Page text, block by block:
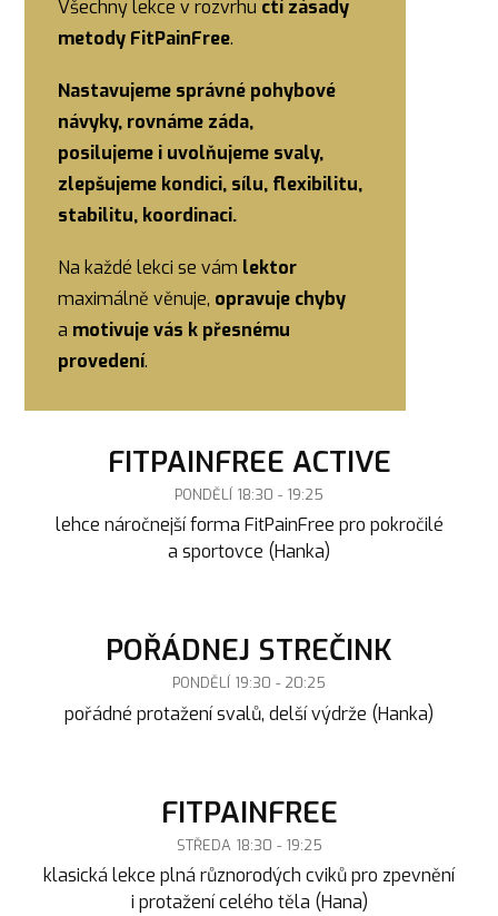
Všechny lekce v rozvrhu ctí zásady
metody FitPainFree.
Nastavujeme správné pohybové
návyky, rovnáme záda,
posilujeme i uvolňujeme svaly,
zlepšujeme kondici, sílu, flexibilitu,
stabilitu, koordinaci.
Na každé lekci se vám lektor
maximálně věnuje, opravuje chyby
a motivuje vás k přesnému
provedení.
FITPAINFREE ACTIVE
PONDĚLÍ 18:30 - 19:25
lehce náročnejší forma FitPainFree pro pokročilé
a sportovce (Hanka)
POŘÁDNEJ STREČINK
PONDĚLÍ 19:30 - 20:25
pořádné protažení svalů, delší výdrže (Hanka)
FITPAINFREE
STŘEDA 18:30 - 19:25
klasická lekce plná různorodých cviků pro zpevnění
i protažení celého těla (Hana)